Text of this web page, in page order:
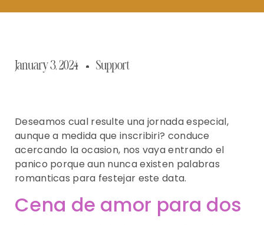
January 3, 2024 Support
Deseamos cual resulte una jornada especial,
aunque a medida que inscribiri? conduce
acercando la ocasion, nos vaya entrando el
panico porque aun nunca existen palabras
romanticas para festejar este data.
Cena de amor para dos